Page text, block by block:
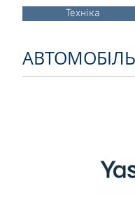
Техніка